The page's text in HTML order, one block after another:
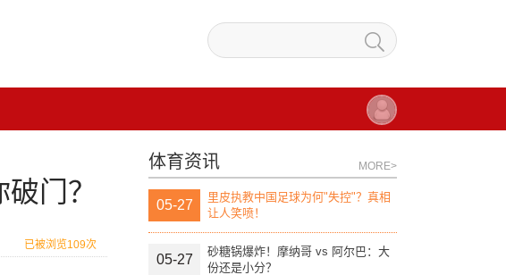
门？
已被浏览109次
体育资讯 MORE>
05-27
里皮执教中国足球为何"失控"？真相
让人笑喷！
05-27
砂糖锅爆炸！摩纳哥 vs 阿尔巴：大
份还是小分？